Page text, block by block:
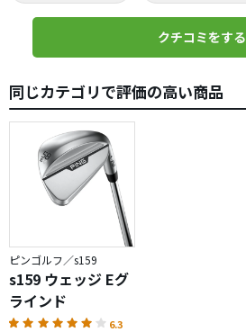
クチコミをする
同じカテゴリで評価の高い商品
ピンゴルフ／s159
s159 ウェッジ Eグ
ラインド
6.3